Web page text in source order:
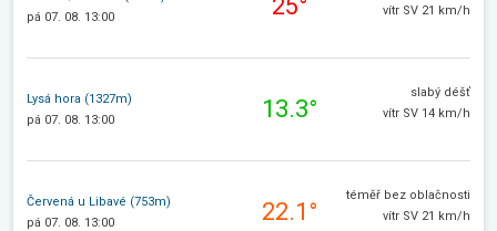
pá 07. 08. 13:00
25° vítr SV 21 km/h
Lysá hora (1327m)
pá 07. 08. 13:00
13.3°
slabý déšť
vítr SV 14 km/h
Červená u Libavé (753m)
pá 07. 08. 13:00
22.1°
téměř bez oblačnosti
vítr SV 21 km/h